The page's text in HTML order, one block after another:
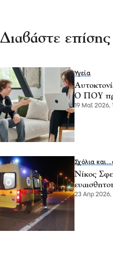
Διαβάστε επίσης
Υγεία
Ο ΠΟΥ
19 Μαΐ 2026,
Σχόλια
Νίκος
23 Απρ 2026,